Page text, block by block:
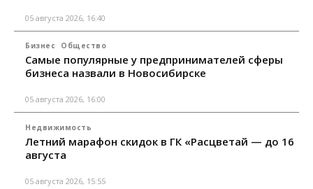
05 августа 2026, 16:40
Бизнес Общество
Самые популярные у предпринимателей сферы
бизнеса назвали в Новосибирске
05 августа 2026, 16:00
Недвижимость
Летний марафон скидок в ГК «Расцветай — до 16
августа
05 августа 2026, 15:55